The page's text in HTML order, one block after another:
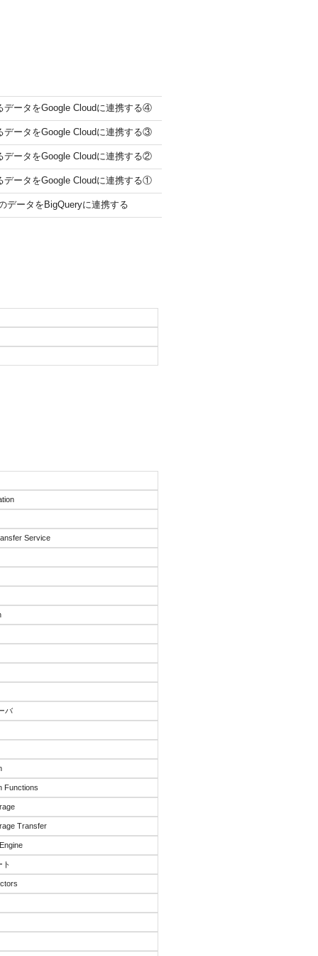
データをGoogle Cloudに連携する④
データをGoogle Cloudに連携する③
データをGoogle Cloudに連携する②
データをGoogle Cloudに連携する①
データをBigQueryに連携する
Service
バ
Functions
Transfer
ト